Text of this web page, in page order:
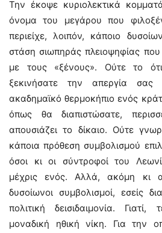
Την έκοψε κυριολεκτικά
όνομα του μεγάρου που
περιείχε, λοιπόν, κάποιο
στάση σιωπηράς πλειοψηφίας
με τους «ξένους». Ούτε το
ξεκινήσατε την απεργία
ακαδημαϊκό θερμοκήπιο ενός
όπως θα διαπιστώσατε,
απουσιάζει το δίκαιο. Ούτε
κάποια πρόθεση συμβολισμού
όσοι κι οι σύντροφοί του
μέχρις ενός. Αλλά, ακόμη κι
δυσοίωνοι συμβολισμοί, εσείς
πολιτική δεισιδαιμονία.
μοναδική ηθική νίκη. Για την